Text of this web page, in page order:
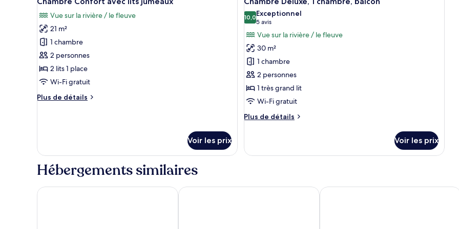
Chambre
toutes
les
photos
pour
ce
type
de
chambre :
Chambre
jumeaux
Vue sur la rivière / le fleuve
21 m²
1 chambre
2 personnes
2 lits 1 place
Wi-Fi gratuit
Plus de détails
Plus
de
Chambre
avec
Voir les prix
toutes
les
photos
pour
ce
type
de
chambre :
Chambre
Deluxe,
balcon
10,010,0 sur 10
Exceptionnel
5 avis
(5 avis)
Vue sur la rivière / le fleuve
30 m²
1 chambre
2 personnes
1 très grand lit
Wi-Fi gratuit
Plus de détails
Plus
le
Chambre
Voir les prix
Hébergements similaires
Hotel Rüdesheimer Hof NH Bingen Hotel Felsenkeller